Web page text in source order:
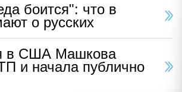
боится": что в
о русских
в США Машкова
и начала публично